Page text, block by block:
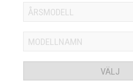
VÄLJ